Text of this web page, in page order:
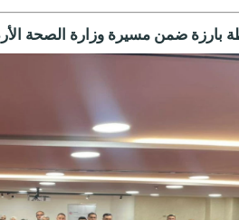
بارزة ضمن مسيرة وزارة الصحة